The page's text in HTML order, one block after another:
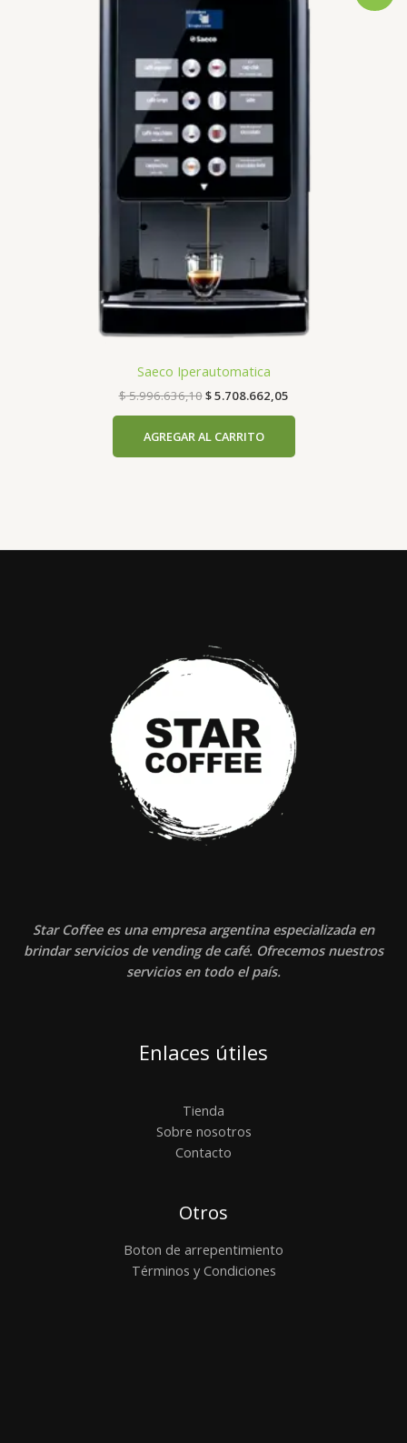
Saeco Iperautomatica
$5.996.636,10
was:
$ 5.996.636,10.
$5.708.662,05
AGREGAR AL CARRITO
Star Coffee es una empresa argentina especializada en
brindar servicios de vending de café. Ofrecemos nuestros
servicios en todo el país.
Enlaces útiles
Tienda
Sobre nosotros
Contacto
Otros
Boton de arrepentimiento
Términos y Condiciones